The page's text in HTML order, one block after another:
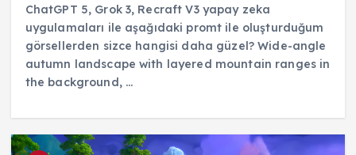
ChatGPT 5, Grok 3, Recraft V3 yapay zeka
uygulamaları ile aşağıdaki promt ile oluşturduğum
görsellerden sizce hangisi daha güzel? Wide-angle
autumn landscape with layered mountain ranges in
the background, ...